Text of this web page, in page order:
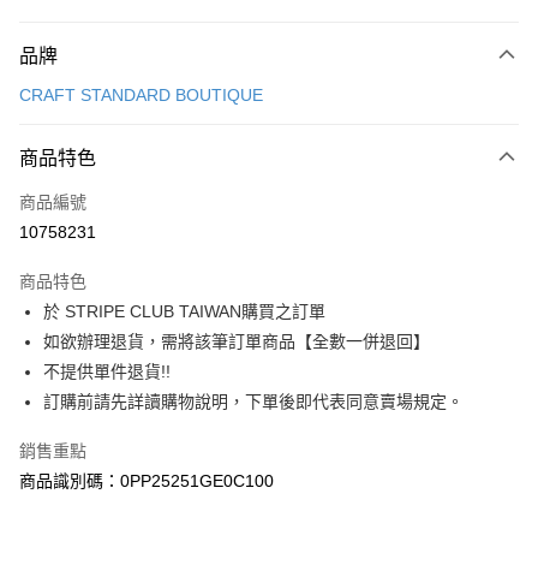
信用卡一次付款
3 期 0 利率 每期
合作金庫商業銀行
上海商業儲蓄銀行
臺灣中小企業銀行
匯豐（台灣）商業銀行
華泰商業銀行
聯邦商業銀行
遠東國際商業銀行
元大商業銀行
玉山商業銀行
星展（台灣）商業銀行
台灣樂天信用卡公司
超商取貨付款
LINE Pay
Apple Pay
街口支付
悠遊付
大哥付你分期
相關說明
品牌
CRAFT STANDARD BOUTIQUE
商品特色
商品編號
10758231
商品特色
於 STRIPE CLUB TAIWAN購買之訂單
如欲辦理退貨，需將該筆訂單商品【全數一併退回】
不提供單件退貨!!
訂購前請先詳讀購物說明，下單後即代表同意賣場規定。
銷售重點
商品識別碼：0PP25251GE0C100